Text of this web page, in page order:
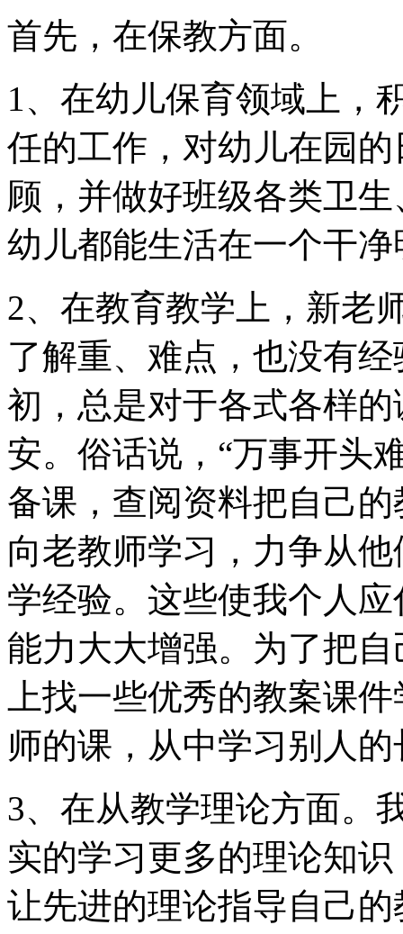
首先，在保教方面。
1、在幼儿保育领域上，
任的工作，对幼儿在园
顾，并做好班级各类卫
幼儿都能生活在一个干
2、在教育教学上，新老
了解重、难点，也没有
初，总是对于各式各样
安。俗话说，“万事开头
备课，查阅资料把自己
向老教师学习，力争从
学经验。这些使我个人
能力大大增强。为了把
上找一些优秀的教案课
师的课，从中学习别人
3、在从教学理论方面。
实的学习更多的理论知
让先进的理论指导自己